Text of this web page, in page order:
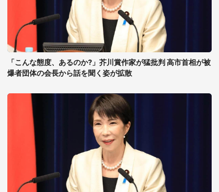
「こんな態度、あるのか?」芥川賞作家が猛批判 高市首相が被
爆者団体の会長から話を聞く姿が拡散